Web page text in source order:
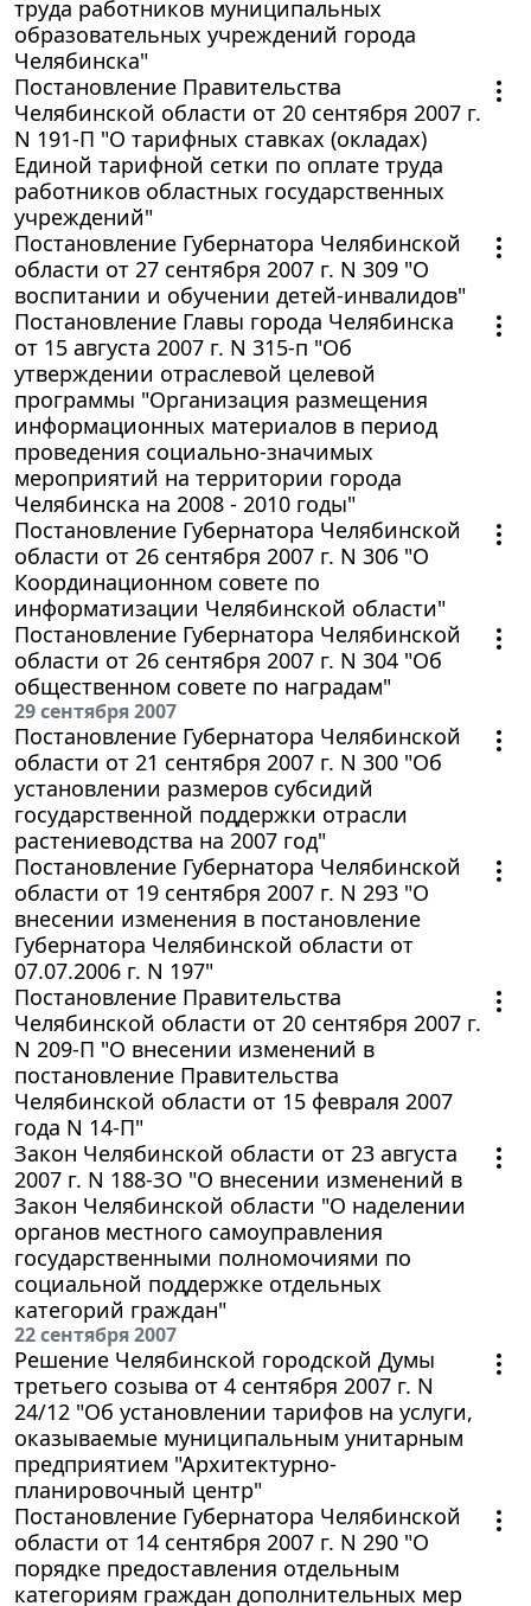
труда работников муниципальных
образовательных учреждений города
Челябинска"
Постановление Правительства
Челябинской области от 20 сентября 2007 г.
N 191-П "О тарифных ставках (окладах)
Единой тарифной сетки по оплате труда
работников областных государственных
учреждений"
Постановление Губернатора Челябинской
области от 27 сентября 2007 г. N 309 "О
воспитании и обучении детей-инвалидов"
Постановление Главы города Челябинска
от 15 августа 2007 г. N 315-п "Об
утверждении отраслевой целевой
программы "Организация размещения
информационных материалов в период
проведения социально-значимых
мероприятий на территории города
Челябинска на 2008 - 2010 годы"
Постановление Губернатора Челябинской
области от 26 сентября 2007 г. N 306 "О
Координационном совете по
информатизации Челябинской области"
Постановление Губернатора Челябинской
области от 26 сентября 2007 г. N 304 "Об
общественном совете по наградам"
29 сентября 2007
Постановление Губернатора Челябинской
области от 21 сентября 2007 г. N 300 "Об
установлении размеров субсидий
государственной поддержки отрасли
растениеводства на 2007 год"
Постановление Губернатора Челябинской
области от 19 сентября 2007 г. N 293 "О
внесении изменения в постановление
Губернатора Челябинской области от
07.07.2006 г. N 197"
Постановление Правительства
Челябинской области от 20 сентября 2007 г.
N 209-П "О внесении изменений в
постановление Правительства
Челябинской области от 15 февраля 2007
года N 14-П"
Закон Челябинской области от 23 августа
2007 г. N 188-ЗО "О внесении изменений в
Закон Челябинской области "О наделении
органов местного самоуправления
государственными полномочиями по
социальной поддержке отдельных
категорий граждан"
22 сентября 2007
Решение Челябинской городской Думы
третьего созыва от 4 сентября 2007 г. N
24/12 "Об установлении тарифов на услуги,
оказываемые муниципальным унитарным
предприятием "Архитектурно-
планировочный центр"
Постановление Губернатора Челябинской
области от 14 сентября 2007 г. N 290 "О
порядке предоставления отдельным
категориям граждан дополнительных мер